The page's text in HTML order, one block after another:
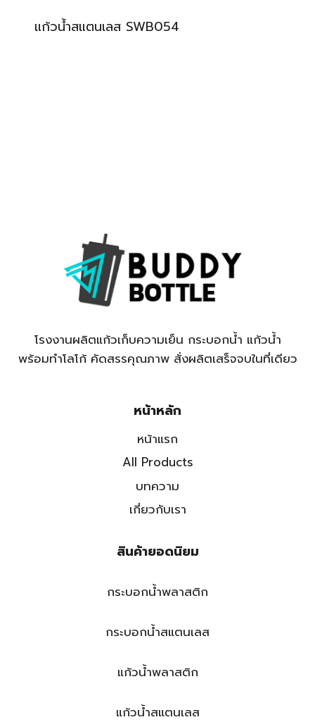
แก้วน้ำสแตนเลส SWB054
โรงงานผลิตแก้วเก็บความเย็น กระบอกน้ำ แก้วน้ำ
พร้อมทำโลโก้ คัดสรรคุณภาพ สั่งผลิตเสร็จจบในที่เดียว
หน้าหลัก
หน้าแรก
All Products
บทความ
เกี่ยวกับเรา
สินค้ายอดนิยม
กระบอกน้ำพลาสติก
กระบอกน้ำสแตนเลส
แก้วน้ำพลาสติก
แก้วน้ำสแตนเลส